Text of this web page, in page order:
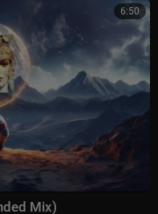
6:50
Mix)